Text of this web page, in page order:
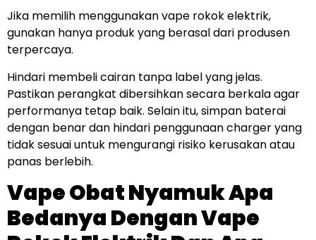
Jika memilih menggunakan vape rokok elektrik,
gunakan hanya produk yang berasal dari produsen
terpercaya.
Hindari membeli cairan tanpa label yang jelas.
Pastikan perangkat dibersihkan secara berkala agar
performanya tetap baik. Selain itu, simpan baterai
dengan benar dan hindari penggunaan charger yang
tidak sesuai untuk mengurangi risiko kerusakan atau
panas berlebih.
Vape Obat Nyamuk Apa
Bedanya Dengan Vape